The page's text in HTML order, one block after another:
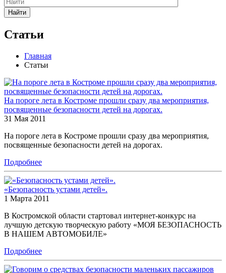
Найти
Статьи
Главная
Статьи
На пороге лета в Костроме прошли сразу два мероприятия,
посвященные безопасности детей на дорогах.
31 Мая 2011
На пороге лета в Костроме прошли сразу два мероприятия,
посвященные безопасности детей на дорогах.
Подробнее
«Безопасность устами детей».
1 Марта 2011
В Костромской области стартовал интернет-конкурс на
лучшую детскую творческую работу «МОЯ БЕЗОПАСНОСТЬ
В НАШЕМ АВТОМОБИЛЕ»
Подробнее